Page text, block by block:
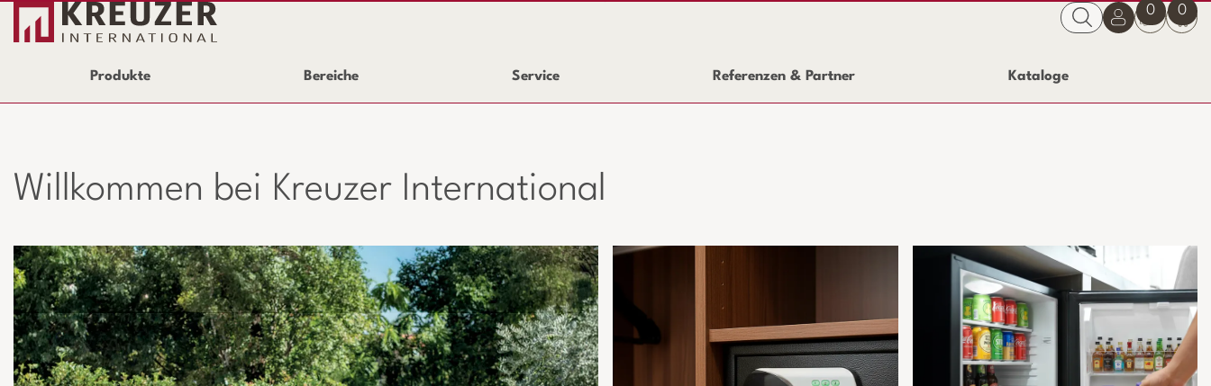
0 0
Produkte Bereiche Service Referenzen & Partner Kataloge
Willkommen bei Kreuzer International